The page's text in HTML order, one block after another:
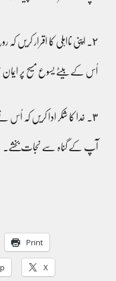
٢۔ اپنی نااہلی کا اقرار
اُس کے بیٹے یسوع مسیح پر ایمان
٣۔ خدا کا شکر ادا کریں کہ اُس
آپ کے گناہ سے نجات بخشے۔
Print
X